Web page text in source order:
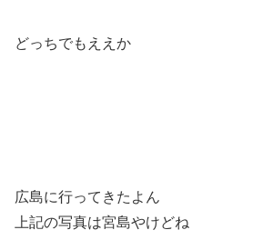
どっちでもええか
広島に行ってきたよん
上記の写真は宮島やけどね